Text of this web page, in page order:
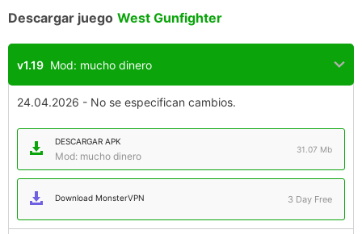
Descargar juego West Gunfighter
v1.19 Mod: mucho dinero
24.04.2026 - No se especifican cambios.
DESCARGAR APK
Mod: mucho dinero
31.07 Mb
Download MonsterVPN 3 Day Free